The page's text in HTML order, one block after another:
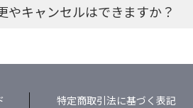
やキャンセルはできますか？
特定商取引法に基づく表記